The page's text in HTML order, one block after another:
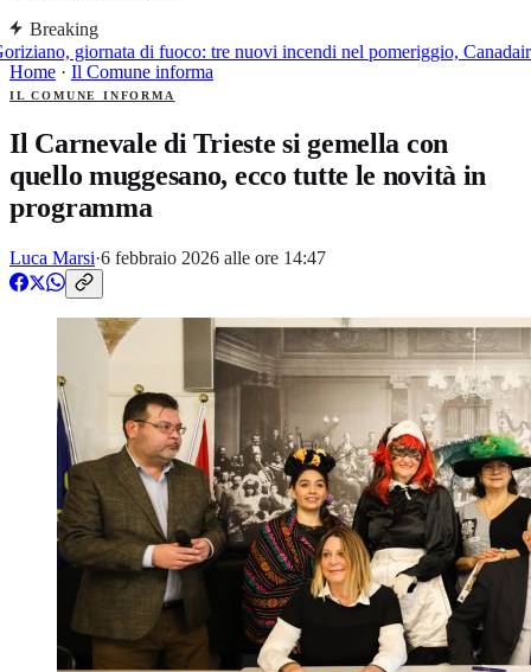
Breaking
giornata di fuoco: tre nuovi incendi nel pomeriggio,
Home · Il Comune informa
IL COMUNE INFORMA
Il Carnevale di Trieste si gemella con
quello muggesano, ecco tutte le novità in
programma
Luca Marsi·6 febbraio 2026 alle ore 14:47